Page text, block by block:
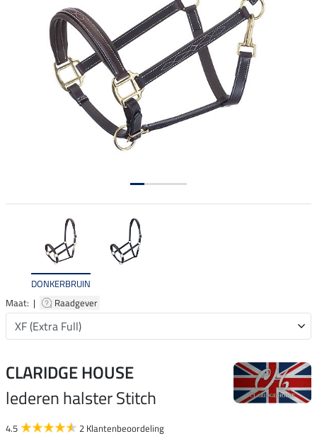
DONKERBRUIN
Maat: |
Raadgever
CLARIDGE HOUSE
lederen halster Stitch
4.5 2 Klantenbeoordeling